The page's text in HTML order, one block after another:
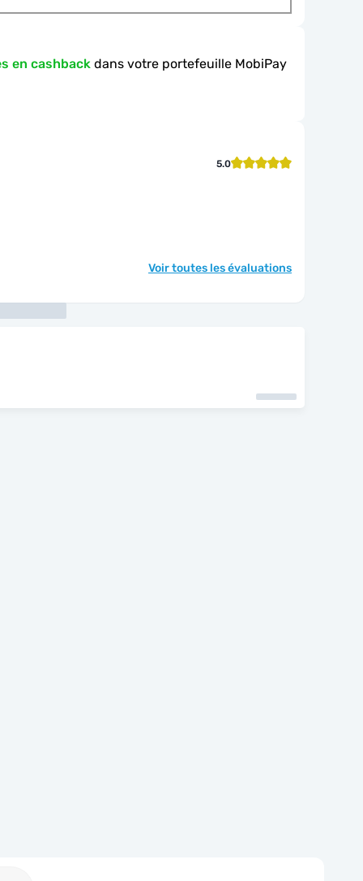
en cashback dans votre portefeuille MobiPay
5.0
Voir toutes les évaluations